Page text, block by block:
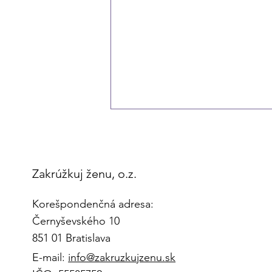
Zakrúžkuj ženu, o.z.
Korešpondenčná adresa:
Černyševského 10
851 01 Bratislava
E-mail: info@zakruzkujzenu.sk